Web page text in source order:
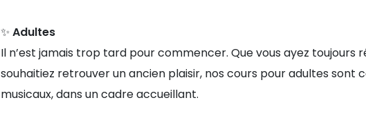
✨ Adultes
Il n’est jamais trop tard pour commencer. Que vous ayez toujours
souhaitiez retrouver un ancien plaisir, nos cours pour adultes sont
musicaux, dans un cadre accueillant.